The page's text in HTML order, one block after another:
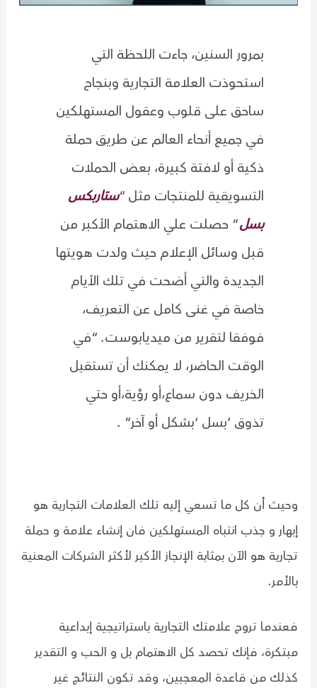
بمرور السنين، جاءت اللحظة التي
استحوذت العلامة التجارية وبنجاح
ساحق على قلوب وعقول المستهلكين
في جميع أنحاء العالم عن طريق حملة
ذكية أو لافتة كبيرة، بعض الحملات
التسويقية للمنتجات مثل “ستاربكس
بسل” حصلت علي الاهتمام الأكبر من
قبل وسائل الإعلام حيث ولدت هويتها
الجديدة والتي أضحت في تلك اﻷيام
خاصة في غنى كامل عن التعريف،
فوفقا لتقرير من ميديابوست. “في
الوقت الحاضر، لا يمكنك أن تستقبل
الخريف دون سماع،أو رؤية،أو حتي
تذوق ‘بسل ‘بشكل أو آخر” .
وحيث أن كل ما تسعي إليه تلك العلامات التجارية هو
إبهار و جذب انتباه المستهلكين فان إنشاء علامة و حملة
تجارية هو اﻵن بمثابة الإنجاز الأكبر ﻷكثر الشركات المعنية
باﻷمر.
فعندما تروج علامتك التجارية باستراتيجية إبداعية
مبتكرة، فإنك تحصد كل الاهتمام بل و الحب و التقدير
كذلك من قاعدة المعجبين، وقد تكون النتائج غير